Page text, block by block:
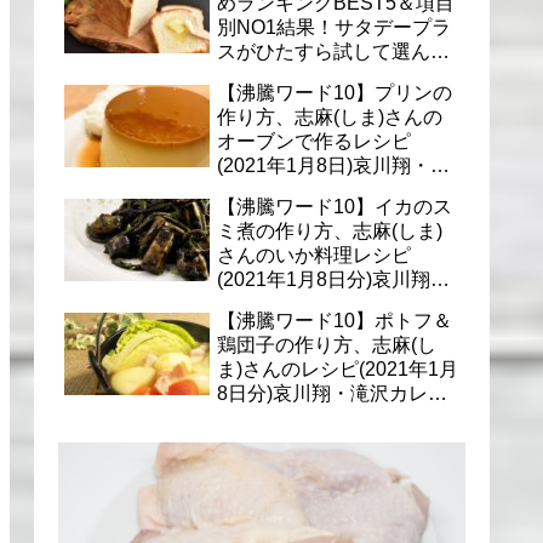
別NO1結果！サタデープラ
スがひたすら試して選んだ
【沸騰ワード10】プリンの
作り方、志麻(しま)さんの
オーブンで作るレシピ
(2021年1月8日)哀川翔・滝
理
【沸騰ワード10】イカのス
ミ煮の作り方、志麻(しま)
さんのいか料理レシピ
(2021年1月8日分)哀川翔・
【沸騰ワード10】ポトフ＆
鶏団子の作り方、志麻(し
ま)さんのレシピ(2021年1月
8日分)哀川翔・滝沢カレ